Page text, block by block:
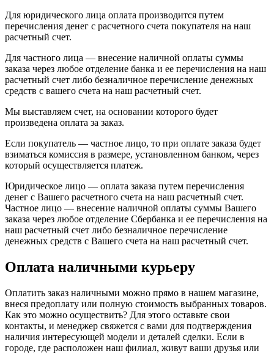
Для юридического лица оплата производится путем
перечисления денег с расчетного счета покупателя на наш
расчетный счет.
Для частного лица — внесение наличной оплаты суммы
заказа через любое отделение банка и ее перечисления на наш
расчетный счет либо безналичное перечисление денежных
средств с вашего счета на наш расчетный счет.
Мы выставляем счет, на основании которого будет
произведена оплата за заказ.
Если покупатель — частное лицо, то при оплате заказа будет
взиматься комиссия в размере, установленном банком, через
который осуществляется платеж.
Юридическое лицо — оплата заказа путем перечисления
денег с Вашего расчетного счета на наш расчетный счет.
Частное лицо — внесение наличной оплаты суммы Вашего
заказа через любое отделение Сбербанка и ее перечисления на
наш расчетный счет либо безналичное перечисление
денежных средств с Вашего счета на наш расчетный счет.
Оплата наличными курьеру
Оплатить заказ наличными можно прямо в нашем магазине,
внеся предоплату или полную стоимость выбранных товаров.
Как это можно осуществить? Для этого оставьте свои
контакты, и менеджер свяжется с вами для подтверждения
наличия интересующей модели и деталей сделки. Если в
городе, где расположен наш филиал, живут ваши друзья или